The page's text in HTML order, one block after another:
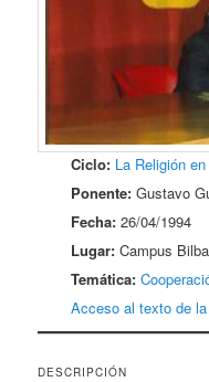
Ciclo: La Religión
Ponente: Gustavo
Fecha: 26/04/1994
Lugar: Campus
Temática:
Acceso al texto de
DESCRIPCIÓN